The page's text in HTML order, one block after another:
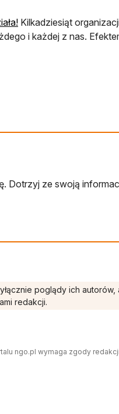
otwiera się w nowej
Kilkadziesiąt
i każdej z nas.
Dotrzyj ze swoją
poglądy ich
redakcji.
ngo.pl wymaga zgody